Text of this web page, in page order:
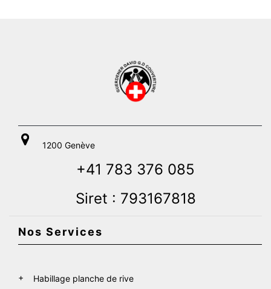
1200 Genève
+41 783 376 085
Siret : 793167818
Nos Services
Habillage planche de rive